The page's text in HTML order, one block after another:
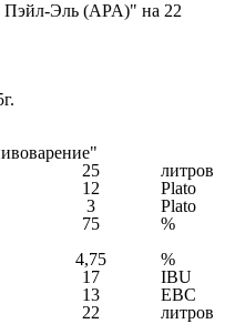
Пэйл-Эль (APA)" на 22
25
литров
12
Plato
3
Plato
75
%
4,75
%
17
IBU
13
EBC
22 литров